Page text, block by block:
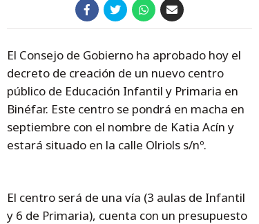
El Consejo de Gobierno ha aprobado hoy el
decreto de creación de un nuevo centro
público de Educación Infantil y Primaria en
Binéfar. Este centro se pondrá en macha en
septiembre con el nombre de Katia Acín y
estará situado en la calle Olriols s/nº.
El centro será de una vía (3 aulas de Infantil
y 6 de Primaria), cuenta con un presupuesto